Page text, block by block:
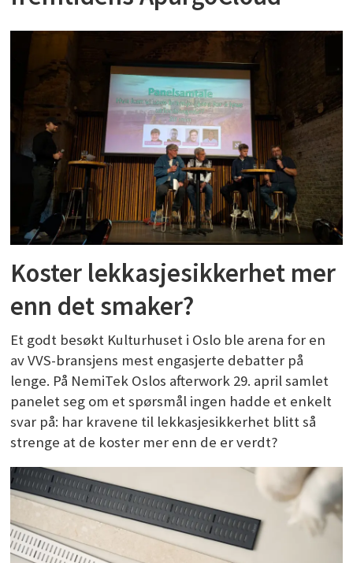
Koster lekkasjesikkerhet mer
enn det smaker?
Et godt besøkt Kulturhuset i Oslo ble arena for en
av VVS-bransjens mest engasjerte debatter på
lenge. På NemiTek Oslos afterwork 29. april samlet
panelet seg om et spørsmål ingen hadde et enkelt
svar på: har kravene til lekkasjesikkerhet blitt så
strenge at de koster mer enn de er verdt?